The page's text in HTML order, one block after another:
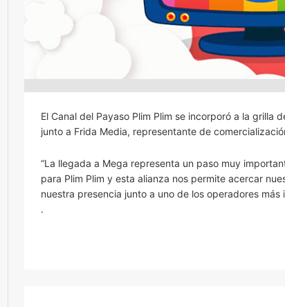
El Canal del Payaso Plim Plim se incorporó a la
junto a Frida Media, representante de
“La llegada a Mega representa un paso muy
para Plim Plim y esta alianza nos permite acercar
nuestra presencia junto a uno de los operadores
.